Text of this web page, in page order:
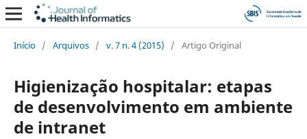
Início / Arquivos / v. 7 n. 4 (2015) / Artigo Original
Higienização hospitalar: etapas
de desenvolvimento em ambiente
de intranet